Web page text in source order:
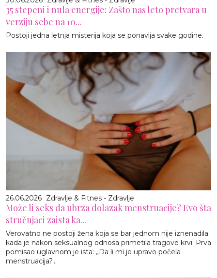
35 stepeni i nula energije: Zašto nas leto pretvara u
verziju sebe na 10...
Postoji jedna letnja misterija koja se ponavlja svake godine.
26.06.2026 Zdravlje & Fitnes - Zdravlje
Može li seks da ubrza dolazak menstruacije? Evo šta
stručnjaci zaista ka...
Verovatno ne postoji žena koja se bar jednom nije iznenadila
kada je nakon seksualnog odnosa primetila tragove krvi. Prva
pomisao uglavnom je ista: „Da li mi je upravo počela
menstruacija?...